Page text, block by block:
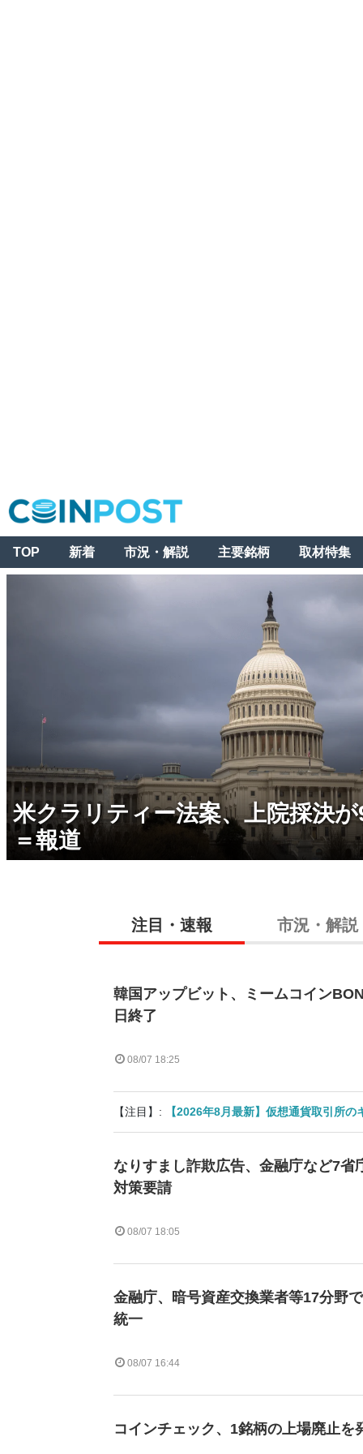
TOP 新着 市況・解説 主要銘柄 取材特集
米クラリティー法案、上院採決
＝報道
注目・速報 市況・解説
韓国アップビット、ミームコイン
日終了
08/07 18:25
【注目】: 【2026年8月最新】仮想通貨取引所
なりすまし詐欺広告、金融庁など7省
対策要請
08/07 18:05
金融庁、暗号資産交換業者等17分野
統一
08/07 16:44
コインチェック、1銘柄の上場廃止を